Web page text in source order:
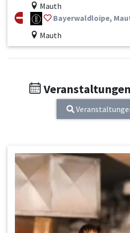
Mauth
Bayerwaldloipe,
Mauth